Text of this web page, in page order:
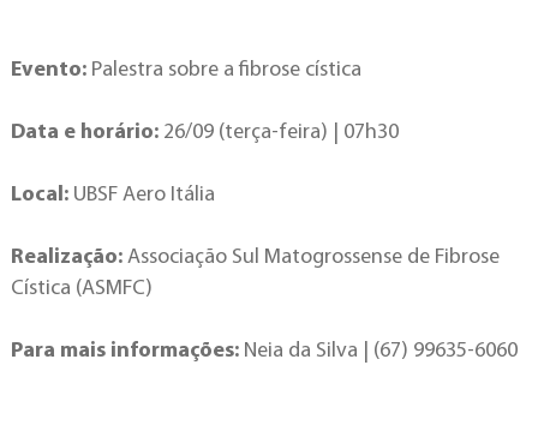
Evento: Palestra sobre a fibrose cística
Data e horário: 26/09 (terça-feira) | 07h30
Local:UBSF Aero Itália
Realização: Associação Sul Matogrossense de Fibrose
Cística (ASMFC)
Para mais informações: Neia da Silva | (67) 99635-6060